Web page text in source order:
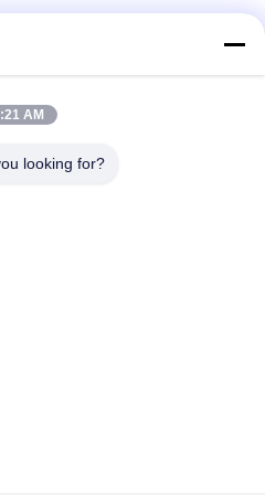
Yinxiu, Wuxi-Stad, Jiangsu,
AM
looking for?